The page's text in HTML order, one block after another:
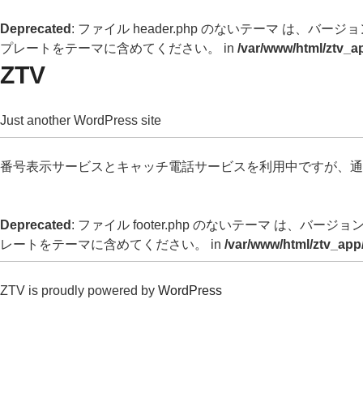
Deprecated : ファイル header.php のないテーマ は、バージ
プレートをテーマに含めてください。 in /var/www/html/
ZTV
Just another WordPress site
番号表示サービスとキャッチ電話サービスを利用中ですが、
Deprecated : ファイル footer.php のないテーマ は、バージョ
レートをテーマに含めてください。 in /var/www/html/
ZTV is proudly powered by WordPress